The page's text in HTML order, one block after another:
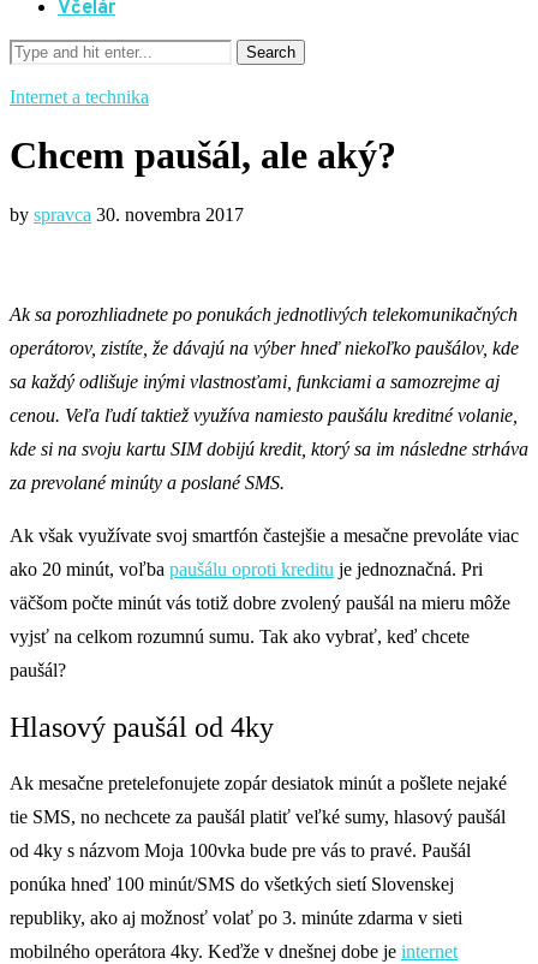
Včelár
Internet a technika
Chcem paušál, ale aký?
by spravca 30. novembra 2017
Ak sa porozhliadnete po ponukách jednotlivých telekomunikačných
operátorov, zistíte, že dávajú na výber hneď niekoľko paušálov, kde
sa každý odlišuje inými vlastnosťami, funkciami a samozrejme aj
cenou. Veľa ľudí taktiež využíva namiesto paušálu kreditné volanie,
kde si na svoju kartu SIM dobijú kredit, ktorý sa im následne strháva
za prevolané minúty a poslané SMS.
Ak však využívate svoj smartfón častejšie a mesačne prevoláte viac
ako 20 minút, voľba paušálu oproti kreditu je jednoznačná. Pri
väčšom počte minút vás totiž dobre zvolený paušál na mieru môže
vyjsť na celkom rozumnú sumu. Tak ako vybrať, keď chcete
paušál?
Hlasový paušál od 4ky
Ak mesačne pretelefonujete zopár desiatok minút a pošlete nejaké
tie SMS, no nechcete za paušál platiť veľké sumy, hlasový paušál
od 4ky s názvom Moja 100vka bude pre vás to pravé. Paušál
ponúka hneď 100 minút/SMS do všetkých sietí Slovenskej
republiky, ako aj možnosť volať po 3. minúte zdarma v sieti
mobilného operátora 4ky. Keďže v dnešnej dobe je internet